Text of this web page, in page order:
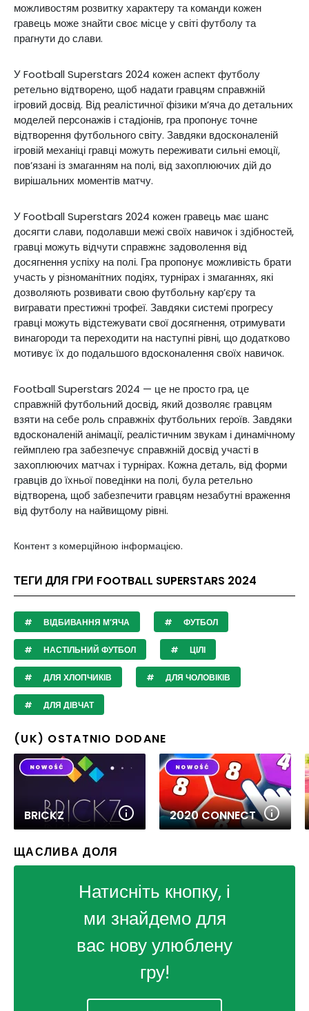
можливостям розвитку характеру та команди кожен
гравець може знайти своє місце у світі футболу та
прагнути до слави.
У Football Superstars 2024 кожен аспект футболу
ретельно відтворено, щоб надати гравцям справжній
ігровий досвід. Від реалістичної фізики м’яча до детальних
моделей персонажів і стадіонів, гра пропонує точне
відтворення футбольного світу. Завдяки вдосконаленій
ігровій механіці гравці можуть переживати сильні емоції,
пов’язані із змаганням на полі, від захоплюючих дій до
вирішальних моментів матчу.
У Football Superstars 2024 кожен гравець має шанс
досягти слави, подолавши межі своїх навичок і здібностей,
гравці можуть відчути справжнє задоволення від
досягнення успіху на полі. Гра пропонує можливість брати
участь у різноманітних подіях, турнірах і змаганнях, які
дозволяють розвивати свою футбольну кар’єру та
вигравати престижні трофеї. Завдяки системі прогресу
гравці можуть відстежувати свої досягнення, отримувати
винагороди та переходити на наступні рівні, що додатково
мотивує їх до подальшого вдосконалення своїх навичок.
Football Superstars 2024 — це не просто гра, це
справжній футбольний досвід, який дозволяє гравцям
взяти на себе роль справжніх футбольних героїв. Завдяки
вдосконаленій анімації, реалістичним звукам і динамічному
геймплею гра забезпечує справжній досвід участі в
захоплюючих матчах і турнірах. Кожна деталь, від форми
гравців до їхньої поведінки на полі, була ретельно
відтворена, щоб забезпечити гравцям незабутні враження
від футболу на найвищому рівні.
Контент з комерційною інформацією.
ТЕГИ ДЛЯ ГРИ FOOTBALL SUPERSTARS 2024
ВІДБИВАННЯ М’ЯЧА ФУТБОЛ
НАСТІЛЬНИЙ ФУТБОЛ ЦІЛІ
ДЛЯ ХЛОПЧИКІВ ДЛЯ ЧОЛОВІКІВ
ДЛЯ ДІВЧАТ
(UK) OSTATNIO DODANE
BRICKZ 2020 CONNECT
ЩАСЛИВА ДОЛЯ
Натисніть кнопку, і
ми знайдемо для
вас нову улюблену
гру!